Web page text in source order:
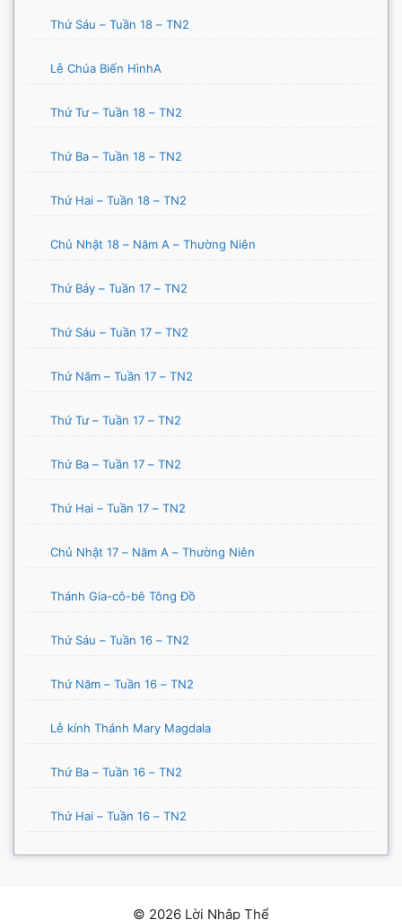
Thứ Sáu – Tuần 18 – TN2
Lễ Chúa Biến HìnhA
Thứ Tư – Tuần 18 – TN2
Thứ Ba – Tuần 18 – TN2
Thứ Hai – Tuần 18 – TN2
Chủ Nhật 18 – Năm A – Thường Niên
Thứ Bảy – Tuần 17 – TN2
Thứ Sáu – Tuần 17 – TN2
Thứ Năm – Tuần 17 – TN2
Thứ Tư – Tuần 17 – TN2
Thứ Ba – Tuần 17 – TN2
Thứ Hai – Tuần 17 – TN2
Chủ Nhật 17 – Năm A – Thường Niên
Thánh Gia-cô-bê Tông Đồ
Thứ Sáu – Tuần 16 – TN2
Thứ Năm – Tuần 16 – TN2
Lễ kính Thánh Mary Magdala
Thứ Ba – Tuần 16 – TN2
Thứ Hai – Tuần 16 – TN2
© 2026 Lời Nhập Thể